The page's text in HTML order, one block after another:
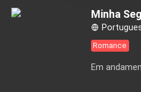
Minha
Romance
Em